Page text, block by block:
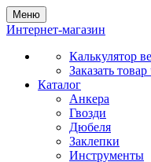
Меню
Интернет-магазин
Калькулятор
Заказать товар
Каталог
Анкера
Гвозди
Дюбеля
Заклепки
Инструменты